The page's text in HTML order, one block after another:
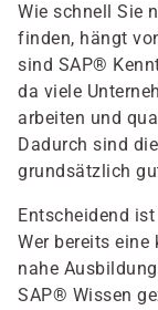
Wie schnell Sie
finden, hängt
sind SAP®
da viele
arbeiten und
Dadurch sind
grundsätzlich
Entscheidend
Wer bereits eine
nahe
SAP® Wissen